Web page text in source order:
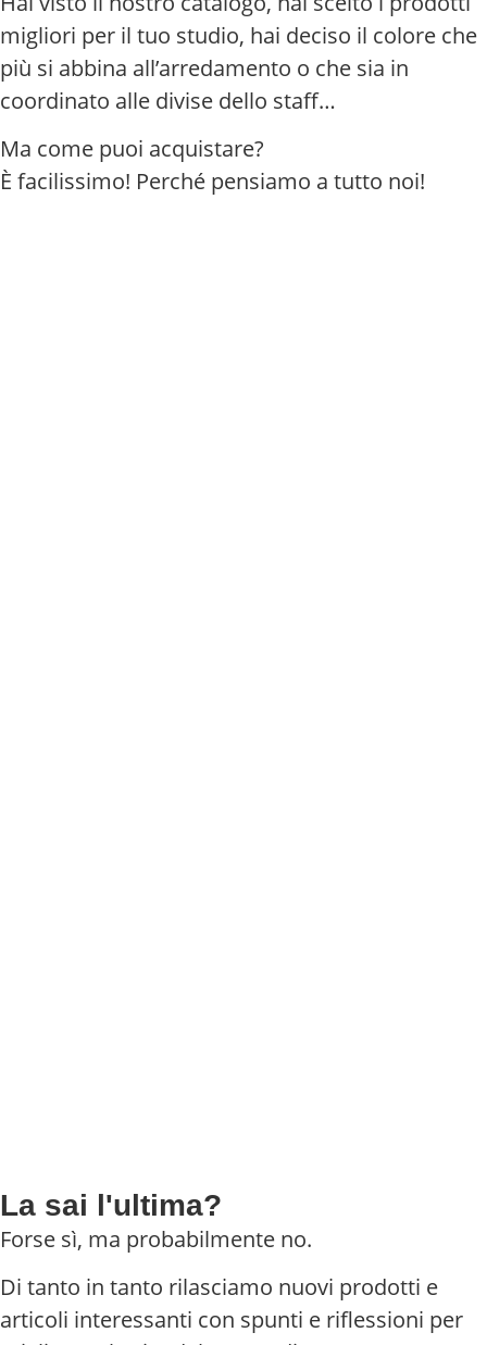
migliori per il tuo studio, hai deciso il colore che
più si abbina all’arredamento o che sia in
coordinato alle divise dello staff…
Ma come puoi acquistare?
È facilissimo! Perché pensiamo a tutto noi!
La sai l'ultima?
Forse sì, ma probabilmente no.
Di tanto in tanto rilasciamo nuovi prodotti e
articoli interessanti con spunti e riflessioni per